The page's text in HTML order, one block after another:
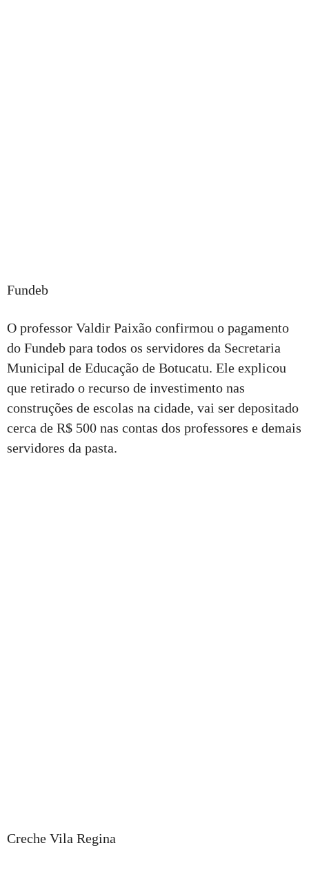
Fundeb
O professor Valdir Paixão confirmou o pagamento
do Fundeb para todos os servidores da Secretaria
Municipal de Educação de Botucatu. Ele explicou
que retirado o recurso de investimento nas
construções de escolas na cidade, vai ser depositado
cerca de R$ 500 nas contas dos professores e demais
servidores da pasta.
Creche Vila Regina